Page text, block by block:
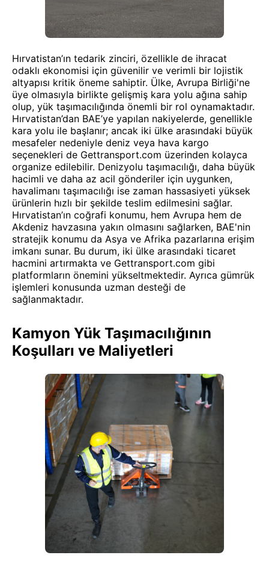
Hırvatistan’ın tedarik zinciri, özellikle de ihracat
odaklı ekonomisi için güvenilir ve verimli bir lojistik
altyapısı kritik öneme sahiptir. Ülke, Avrupa Birliği'ne
üye olmasıyla birlikte gelişmiş kara yolu ağına sahip
olup, yük taşımacılığında önemli bir rol oynamaktadır.
Hırvatistan’dan BAE’ye yapılan nakiyelerde, genellikle
kara yolu ile başlanır; ancak iki ülke arasındaki büyük
mesafeler nedeniyle deniz veya hava kargo
seçenekleri de Gettransport.com üzerinden kolayca
organize edilebilir. Denizyolu taşımacılığı, daha büyük
hacimli ve daha az acil gönderiler için uygunken,
havalimanı taşımacılığı ise zaman hassasiyeti yüksek
ürünlerin hızlı bir şekilde teslim edilmesini sağlar.
Hırvatistan’ın coğrafi konumu, hem Avrupa hem de
Akdeniz havzasına yakın olmasını sağlarken, BAE'nin
stratejik konumu da Asya ve Afrika pazarlarına erişim
imkanı sunar. Bu durum, iki ülke arasındaki ticaret
hacmini artırmakta ve Gettransport.com gibi
platformların önemini yükseltmektedir. Ayrıca gümrük
işlemleri konusunda uzman desteği de
sağlanmaktadır.
Kamyon Yük Taşımacılığının
Koşulları ve Maliyetleri